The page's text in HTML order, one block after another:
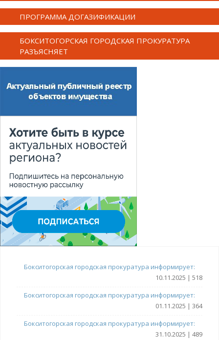
ПРОГРАММА ДОГАЗИФИКАЦИИ
БОКСИТОГОРСКАЯ ГОРОДСКАЯ ПРОКУРАТУРА
РАЗЪЯСНЯЕТ
Бокситогорская городская прокуратура информирует:
10.11.2025 | 518
Бокситогорская городская прокуратура информирует:
01.11.2025 | 364
Бокситогорская городская прокуратура информирует:
31.10.2025 | 489